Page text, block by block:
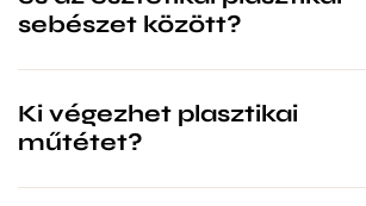
kezeléseinket a probléma
sebészet között?
kapcsolatban álló részből
helyreállító- és esztétikai plasztikai
Ki végezhet plasztikai
műtétet?